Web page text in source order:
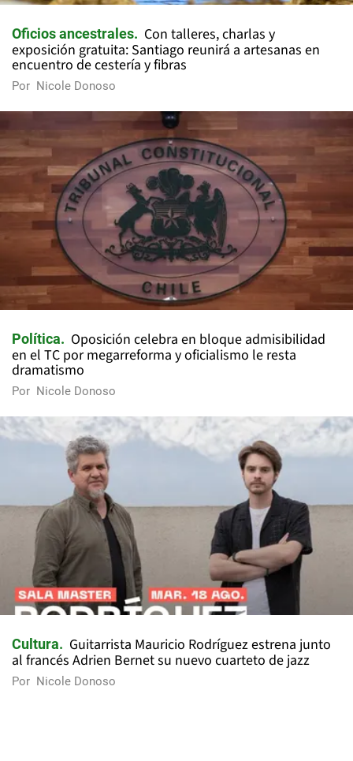
Oficios ancestrales
Con talleres, charlas y
exposición gratuita: Santiago reunirá a artesanas en
encuentro de cestería y fibras
Por Nicole Donoso
Política
Oposición celebra en bloque admisibilidad
en el TC por megarreforma y oficialismo le resta
dramatismo
Por Nicole Donoso
Cultura
Guitarrista Mauricio Rodríguez estrena junto
al francés Adrien Bernet su nuevo cuarteto de jazz
Por Nicole Donoso